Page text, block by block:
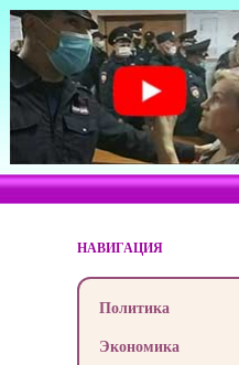
НАВИГАЦИЯ
Политика
Экономика